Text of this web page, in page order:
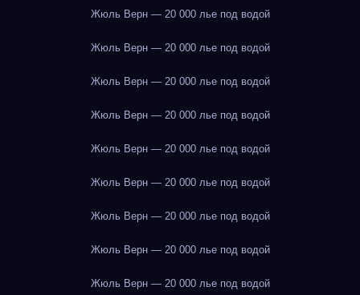
Жюль Верн — 20 000 лье под водой
Жюль Верн — 20 000 лье под водой
Жюль Верн — 20 000 лье под водой
Жюль Верн — 20 000 лье под водой
Жюль Верн — 20 000 лье под водой
Жюль Верн — 20 000 лье под водой
Жюль Верн — 20 000 лье под водой
Жюль Верн — 20 000 лье под водой
Жюль Верн — 20 000 лье под водой